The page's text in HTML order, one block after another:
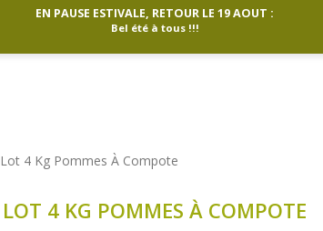
EN PAUSE ESTIVALE, RETOUR LE 19 AOUT :
Bel été à tous !!!
Lot 4 Kg Pommes À Compote
LOT 4 KG POMMES À COMPOTE